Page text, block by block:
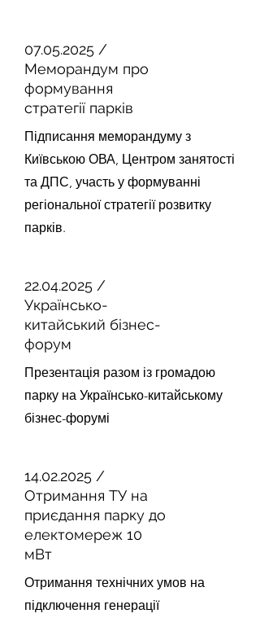
07.05.2025 /
Меморандум про
формування
стратегії парків
Підписання меморандуму з
Київською ОВА, Центром занятості
та ДПС, участь у формуванні
регіональної стратегії розвитку
парків.
22.04.2025 /
Українсько-
китайський бізнес-
форум
Презентація разом із громадою
парку на Українсько-китайському
бізнес-форумі
14.02.2025 /
Отримання ТУ на
приєдання парку до
електомереж 10
мВт
Отримання технічних умов на
підключення генерації